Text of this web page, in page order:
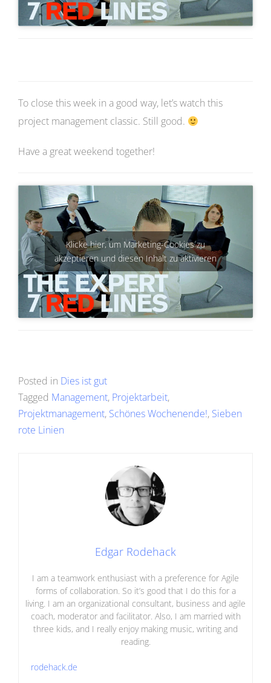
To close this week in a good way, let’s watch this
project management classic. Still good.
Have a great weekend together!
Klicke hier, um Marketing-Cookies zu
akzeptieren und diesen Inhalt zu aktivieren
Posted in Dies ist gut
Tagged Management, Projektarbeit,
Projektmanagement, Schönes Wochenende!, Sieben
rote Linien
Edgar Rodehack
I am a teamwork enthusiast with a preference for Agile
forms of collaboration. So it’s good that I do this for a
living. I am an organizational consultant, business and agile
coach, moderator and facilitator. Also, I am married with
three kids, and I really enjoy making music, writing and
reading.
rodehack.de